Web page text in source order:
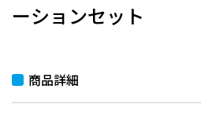
ーションセット
商品詳細